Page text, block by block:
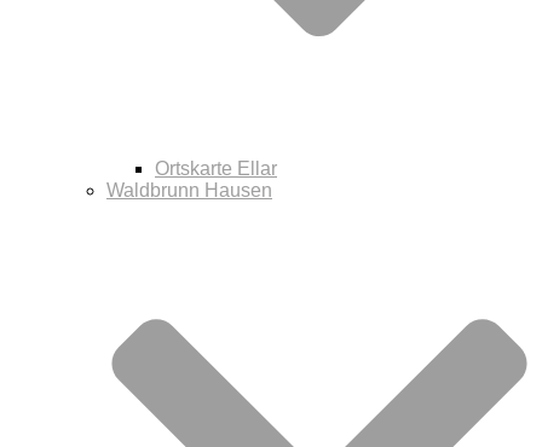
Ortskarte Ellar
Waldbrunn Hausen